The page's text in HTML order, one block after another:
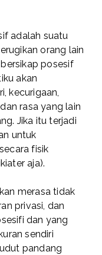
adalah suatu
orang lain
posesif
akan
kecurigaan,
rasa yang lain
Jika itu terjadi
untuk
fisik
aja).
merasa tidak
privasi, dan
dan yang
sendiri
pandang